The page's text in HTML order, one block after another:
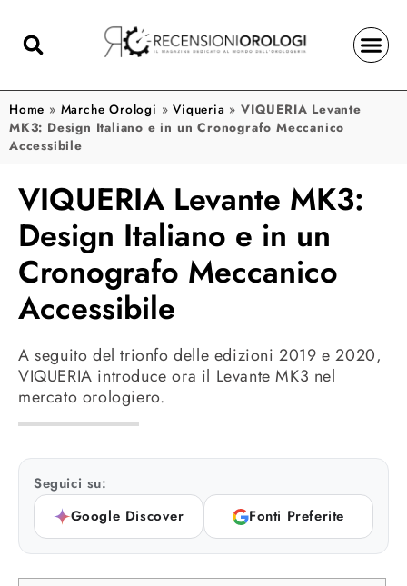
Home » Marche Orologi »Viqueria »VIQUERIA Levante
MK3: Design Italiano e in un Cronografo Meccanico
Accessibile
VIQUERIA Levante MK3:
Design Italiano e in un
Cronografo Meccanico
Accessibile
A seguito del trionfo delle edizioni 2019 e 2020,
VIQUERIA introduce ora il Levante MK3 nel
mercato orologiero.
Seguici su:
Google Discover
Fonti Preferite